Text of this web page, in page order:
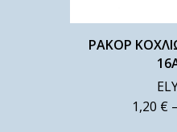
ΡΑΚΟΡ
1,20 € –